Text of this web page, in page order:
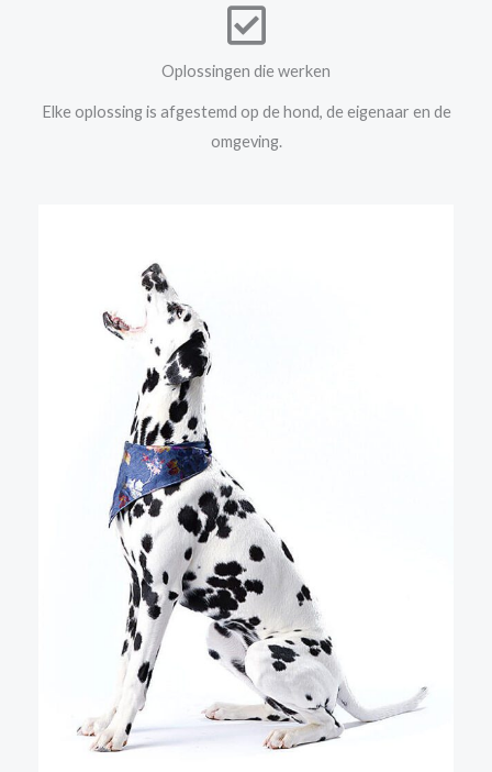
Oplossingen die werken
Elke oplossing is afgestemd op de hond, de eigenaar en de
omgeving.